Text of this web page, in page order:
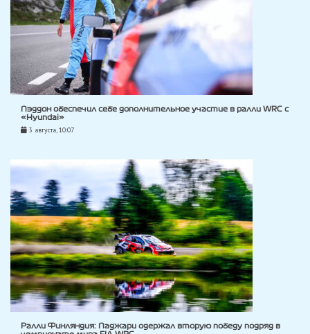
Пэддон обеспечил себе дополнительное участие в ралли WRC с
«Hyundai»
3 августа, 10:07
Ралли Финляндия: Паджари одержал вторую победу подряд в